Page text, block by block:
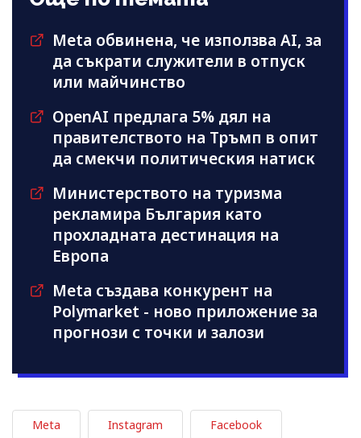
Meta обвинена, че използва AI, за
да съкрати служители в отпуск
или майчинство
OpenAI предлага 5% дял на
правителството на Тръмп в опит
да смекчи политическия натиск
Министерството на туризма
рекламира България като
прохладната дестинация на
Европа
Meta създава конкурент на
Polymarket - ново приложение за
прогнози с точки и залози
Meta Instagram Facebook